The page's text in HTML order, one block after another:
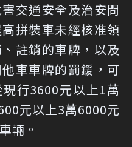
交通安全及治安問
拼裝車未經核准領
註銷的車牌，以及
車車牌的罰鍰，可
行3600元以上1萬
元以上3萬6000元
輛。